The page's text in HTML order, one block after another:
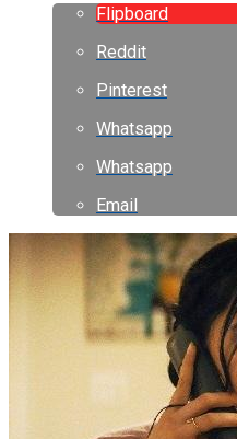
Flipboard
Reddit
Pinterest
Whatsapp
Whatsapp
Email